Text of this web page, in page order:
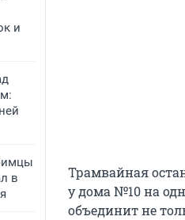
и
в
Трамвайная
у дома №10 на
объединит не